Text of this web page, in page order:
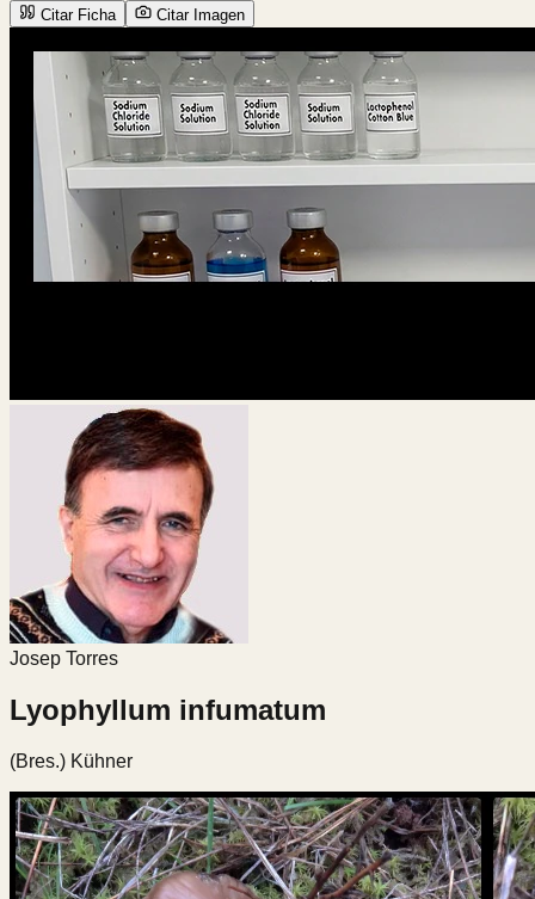
Citar Ficha Citar Imagen
Josep Torres
Lyophyllum infumatum
(Bres.) Kühner